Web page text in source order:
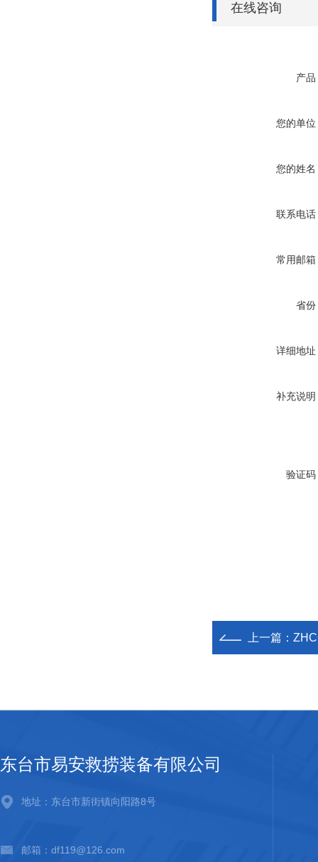
在线咨询
产品
您的单位
您的姓名
联系电话
常用邮箱
省份
详细地址
补充说明
验证码
上一篇：
东台市易安救捞装备有限公司
地址：东台市新街镇向阳路8号
邮箱：df119@126.com